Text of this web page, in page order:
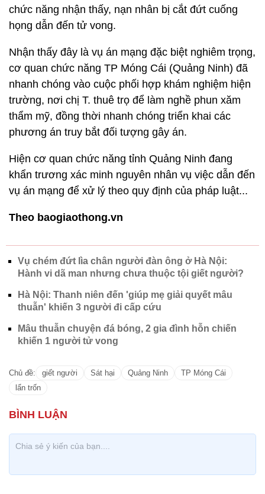
chức năng nhận thấy, nạn nhân bị cắt đứt cuống
họng dẫn đến tử vong.
Nhận thấy đây là vụ án mạng đặc biệt nghiêm trọng,
cơ quan chức năng TP Móng Cái (Quảng Ninh) đã
nhanh chóng vào cuộc phối hợp khám nghiệm hiện
trường, nơi chị T. thuê trọ để làm nghề phun xăm
thẩm mỹ, đồng thời nhanh chóng triển khai các
phương án truy bắt đối tượng gây án.
Hiện cơ quan chức năng tỉnh Quảng Ninh đang
khẩn trương xác minh nguyên nhân vụ việc dẫn đến
vụ án mạng để xử lý theo quy định của pháp luật...
Theo baogiaothong.vn
Vụ chém đứt lìa chân người đàn ông ở Hà Nội:
Hành vi dã man nhưng chưa thuộc tội giết người?
Hà Nội: Thanh niên đến 'giúp mẹ giải quyết mâu
thuẫn' khiến 3 người đi cấp cứu
Mâu thuẫn chuyện đá bóng, 2 gia đình hỗn chiến
khiến 1 người tử vong
Chủ đề: giết người Sát hại Quảng Ninh
TP Móng Cái
lẩn trốn